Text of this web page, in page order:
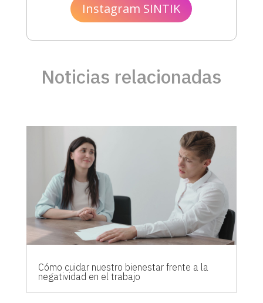
Instagram SINTIK
Noticias relacionadas
Cómo cuidar nuestro bienestar frente a la
negatividad en el trabajo